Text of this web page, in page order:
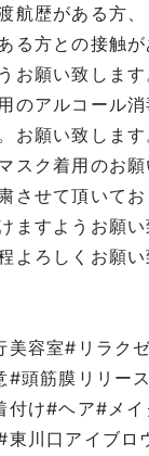
航歴がある方
る方との接触
お願い致します
のアルコール
お願い致します
スク着用のお願
させて頂いてお
ますようお願い
よろしくお願い
美容室#リラク
#頭筋膜リリー
付け#ヘア#メ
東川口アイブロ